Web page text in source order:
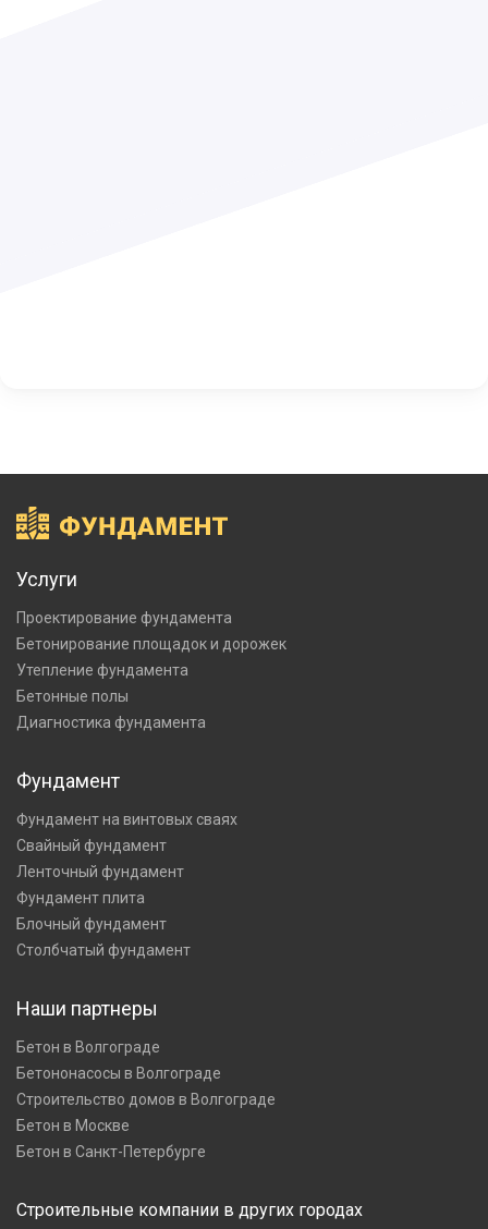
Услуги
Проектирование фундамента
Бетонирование площадок и дорожек
Утепление фундамента
Бетонные полы
Диагностика фундамента
Фундамент
Фундамент на винтовых сваях
Свайный фундамент
Ленточный фундамент
Фундамент плита
Блочный фундамент
Столбчатый фундамент
Наши партнеры
Бетон в Волгограде
Бетононасосы в Волгограде
Строительство домов в Волгограде
Бетон в Москве
Бетон в Санкт-Петербурге
Строительные компании в других городах